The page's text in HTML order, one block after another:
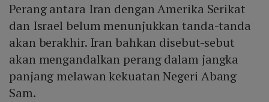
Perang antara Iran dengan Amerika Serikat
dan Israel belum menunjukkan tanda-tanda
akan berakhir. Iran bahkan disebut-sebut
akan mengandalkan perang dalam jangka
panjang melawan kekuatan Negeri Abang
Sam.